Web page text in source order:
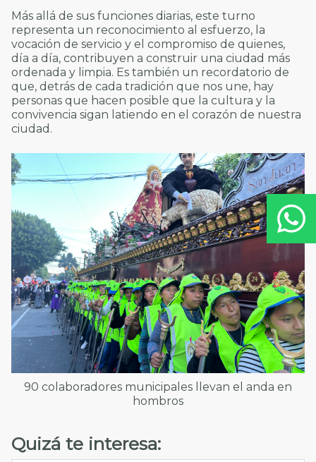
Más allá de sus funciones diarias, este turno
representa un reconocimiento al esfuerzo, la
vocación de servicio y el compromiso de quienes,
día a día, contribuyen a construir una ciudad más
ordenada y limpia. Es también un recordatorio de
que, detrás de cada tradición que nos une, hay
personas que hacen posible que la cultura y la
convivencia sigan latiendo en el corazón de nuestra
ciudad.
90 colaboradores municipales llevan el anda en
hombros
Quizá te interesa: